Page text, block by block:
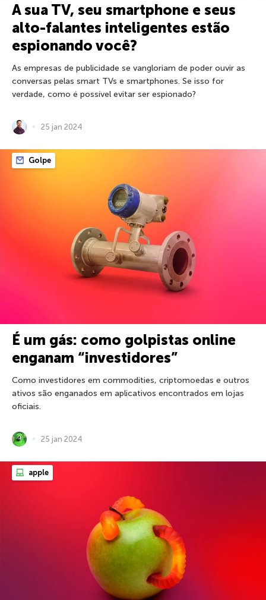
A sua TV, seu smartphone e seus
alto-falantes inteligentes estão
espionando você?
As empresas de publicidade se vangloriam de poder ouvir as
conversas pelas smart TVs e smartphones. Se isso for
verdade, como é possível evitar ser espionado?
25 jan 2024
Golpe
É um gás: como golpistas online
enganam “investidores”
Como investidores em commodities, criptomoedas e outros
ativos são enganados em aplicativos encontrados em lojas
oficiais.
25 jan 2024
apple